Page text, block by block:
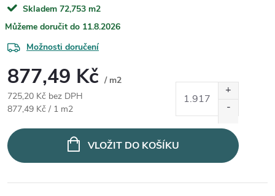
Skladem 72,753 m2
11.8.2026
Možnosti doručení
877,49 Kč / m2
725,20 Kč bez DPH
Měrná cena:
877,49 Kč / 1 m2
VLOŽIT DO KOŠÍKU